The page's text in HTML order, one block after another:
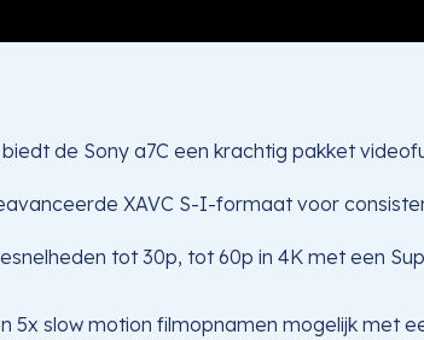
de Sony a7C een krachtig pakket
XAVC S-I-formaat voor
tot 30p, tot 60p in 4K met een
5x slow motion filmopnamen mogelijk met